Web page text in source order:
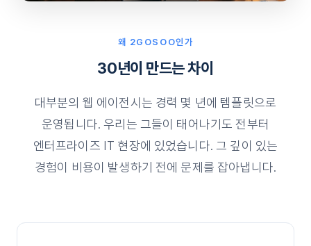
왜 2GOSOO인가
30년이 만드는 차이
대부분의 웹 에이전시는 경력 몇 년에 템플릿으로
운영됩니다. 우리는 그들이 태어나기도 전부터
엔터프라이즈 IT 현장에 있었습니다. 그 깊이 있는
경험이 비용이 발생하기 전에 문제를 잡아냅니다.